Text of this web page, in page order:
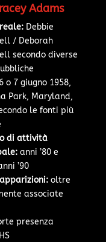
Adams
Debbie
/ Deborah
secondo diverse
o 7 giugno 1958,
Park, Maryland,
le fonti più
di attività
anni ’80 e
’90
oltre
associate
presenza